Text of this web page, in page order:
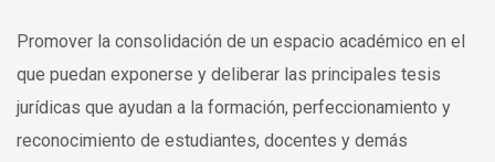
Promover la consolidación de un espacio académico en el
que puedan exponerse y deliberar las principales tesis
jurídicas que ayudan a la formación, perfeccionamiento y
reconocimiento de estudiantes, docentes y demás